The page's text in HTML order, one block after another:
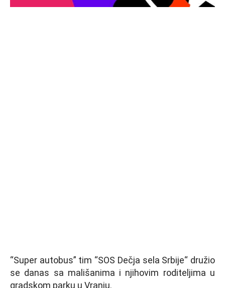
“Super autobus” tim “SOS Dečja sela Srbije“ družio
se danas sa mališanima i njihovim roditeljima u
gradskom parku u Vranju.